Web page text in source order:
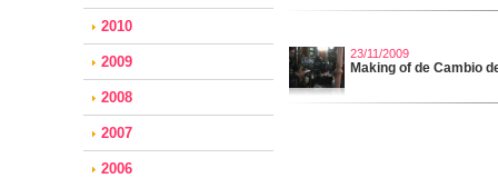
2010
2009
2008
2007
2006
23/11/2009
Making of de Cambio